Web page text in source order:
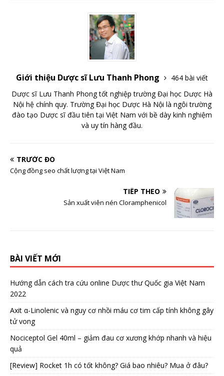
Giới thiệu Dược sĩ Lưu Thanh Phong
464 bài viết
Dược sĩ Lưu Thanh Phong tốt nghiệp trường Đại học Dược Hà
Nội hệ chính quy. Trường Đại học Dược Hà Nội là ngôi trường
đào tạo Dược sĩ đầu tiên tại Việt Nam với bề dày kinh nghiệm
và uy tín hàng đầu.
TRƯỚC ĐÓ
Cộng đồng seo chất lượng tại Việt Nam
TIẾP THEO
Sản xuất viên nén Cloramphenicol
BÀI VIẾT MỚI
Hướng dẫn cách tra cứu online Dược thư Quốc gia Việt Nam
2022
Axit α-Linolenic và nguy cơ nhồi máu cơ tim cấp tính không gây
tử vong
Nociceptol Gel 40ml – giảm đau cơ xương khớp nhanh và hiệu
quả
[Review] Rocket 1h có tốt không? Giá bao nhiêu? Mua ở đâu?